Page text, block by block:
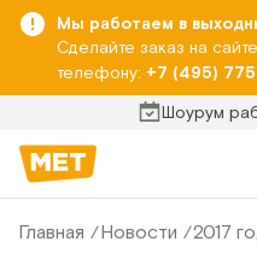
Мы работаем в
Сделайте заказ на
телефону: +7 (495)
Шоурум
Главная Новости 2017